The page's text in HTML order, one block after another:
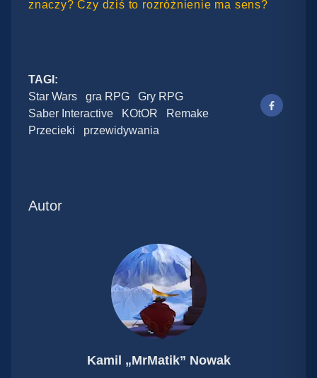
znaczy? Czy dziś to rozróżnienie ma sens?
TAGI:
Star Wars
gra RPG
Gry RPG
Saber Interactive
KOtOR
Remake
Przecieki
przewidywania
Autor
Kamil „MrMatik” Nowak